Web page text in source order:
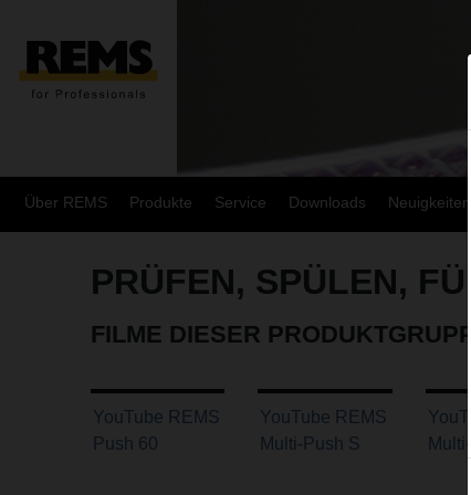
Über REMS Produkte Service Downloads Neuigkeiten
PRÜFEN, SPÜLEN,
FILME DIESER
YouTube REMS
Push 60
YouTube REMS
Multi-Push S